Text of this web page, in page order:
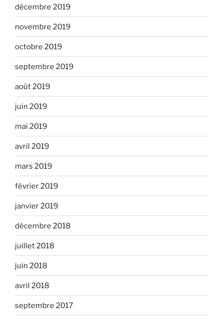
décembre 2019
novembre 2019
octobre 2019
septembre 2019
août 2019
juin 2019
mai 2019
avril 2019
mars 2019
février 2019
janvier 2019
décembre 2018
juillet 2018
juin 2018
avril 2018
septembre 2017